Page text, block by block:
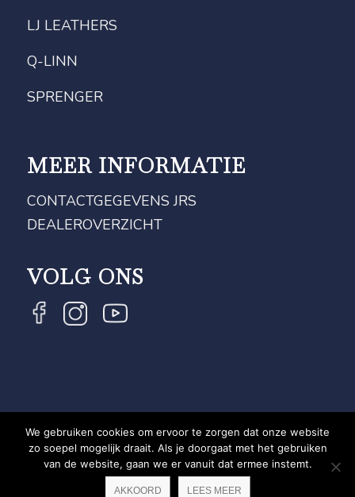
LJ LEATHERS
Q-LINN
SPRENGER
MEER INFORMATIE
CONTACTGEGEVENS JRS
DEALEROVERZICHT
VOLG ONS
COPYRIGHT JRS - EQUESTRIAN BRAND EXPERT -
PRIVACYVERKLARING
WEBSITE DOOR NEWMORE
We gebruiken cookies om ervoor te zorgen dat onze website
zo soepel mogelijk draait. Als je doorgaat met het gebruiken
van de website, gaan we er vanuit dat ermee instemt.
AKKOORD LEES MEER